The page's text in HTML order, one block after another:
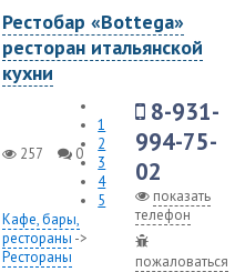
Рестобар «Bottega»
ресторан итальянской
кухни
257 0
1
2
3
4
5
Кафе, бары,
рестораны ->
Рестораны
8-931-
994-75-
02
показать
телефон
пожаловаться